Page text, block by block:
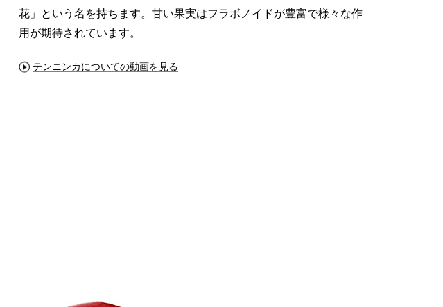
花」という名を持ちます。甘い果実はフラボノイドが豊富で様々な作
用が期待されています。
テンニンカについての動画を見る